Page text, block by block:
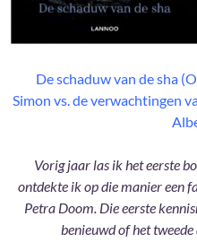
De schaduw van de sha
Simon vs. de verwachtingen
Vorig jaar las ik het eerste
ontdekte ik op die manier een
Petra Doom. Die eerste
benieuwd of het